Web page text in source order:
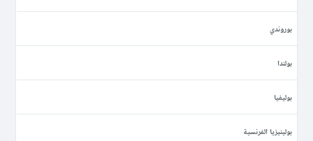
بوروندي
بولندا
بوليفيا
بولينيزيا الفرنسية